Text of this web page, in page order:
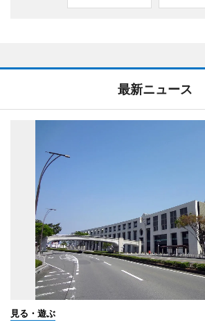
最新ニュース
見る・遊ぶ